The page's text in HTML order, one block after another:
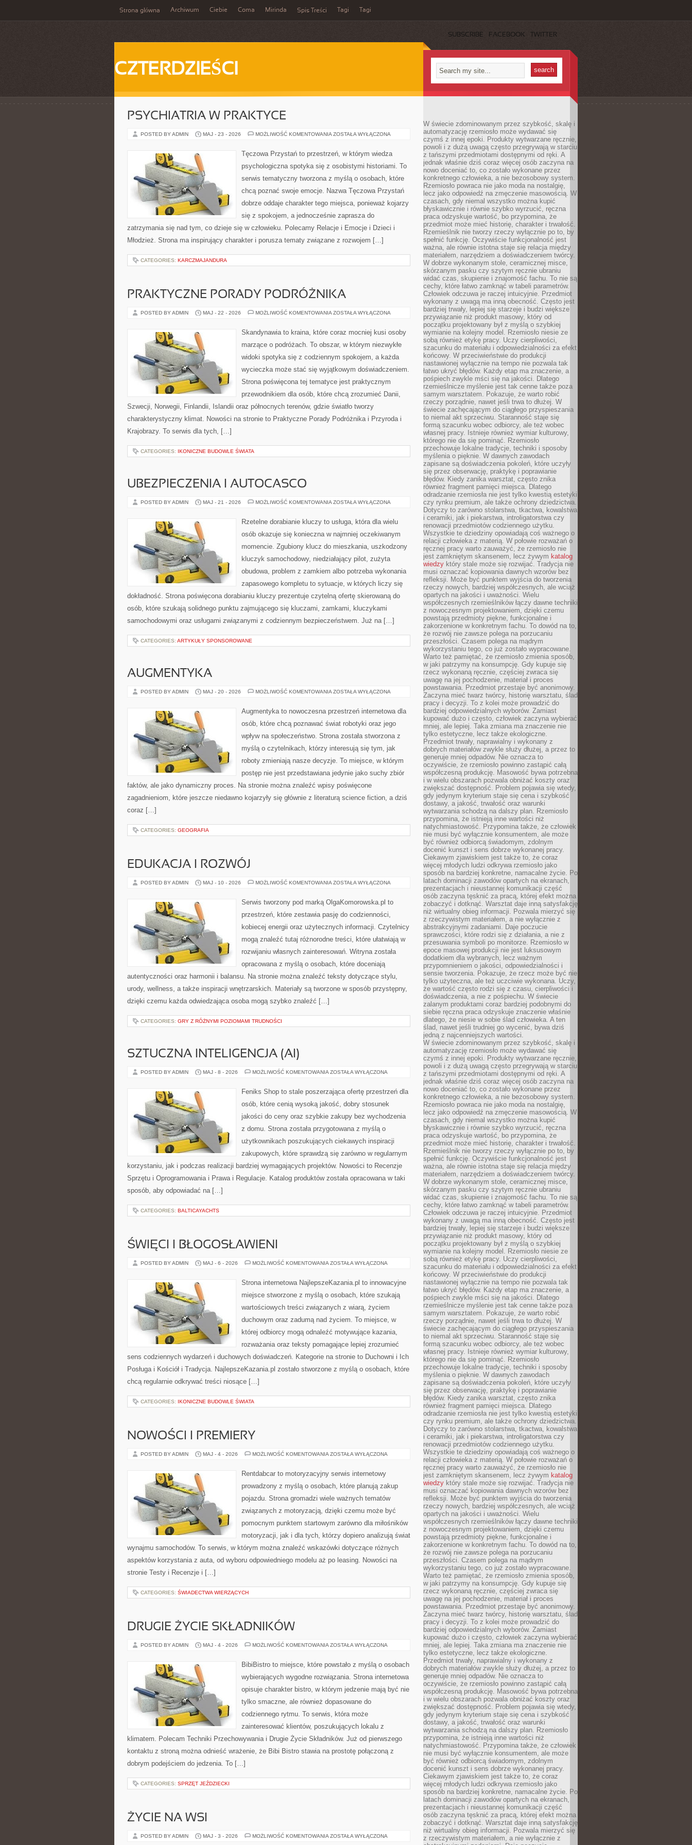
Strona główna Archiwum Ciebie Coma Mirinda Spis Treści Tagi Tagi
SUBSCRIBE FACEBOOK TWITTER
CZTERDZIEŚCI
PSYCHIATRIA W PRAKTYCE
POSTED BY ADMIN MAJ - 23 - 2026 MOŻLIWOŚĆ KOMENTOWANIA PSYCHIATRIA
ZOSTAŁA WYŁĄCZONA
Tęczowa Przystań to przestrzeń, w którym wiedza
psychologiczna spotyka się z osobistymi historiami. To
serwis tematyczny tworzona z myślą o osobach, które
chcą poznać swoje emocje. Nazwa Tęczowa Przystań
dobrze oddaje charakter tego miejsca, ponieważ kojarzy
się z spokojem, a jednocześnie zaprasza do
zatrzymania się nad tym, co dzieje się w człowieku. Polecamy Relacje i Emocje i Dzieci i
Młodzież. Strona ma inspirujący charakter i porusza tematy związane z rozwojem […]
CATEGORIES: KARCZMAJANDURA
PRAKTYCZNE PORADY PODRÓŻNIKA
POSTED BY ADMIN MAJ - 22 - 2026 MOŻLIWOŚĆ KOMENTOWANIA PRAKTYCZNE
ZOSTAŁA WYŁĄCZONA
Skandynawia to kraina, które coraz mocniej kusi osoby
marzące o podróżach. To obszar, w którym niezwykłe
widoki spotyka się z codziennym spokojem, a każda
wycieczka może stać się wyjątkowym doświadczeniem.
Strona poświęcona tej tematyce jest praktycznym
przewodnikiem dla osób, które chcą zrozumieć Danii,
Szwecji, Norwegii, Finlandii, Islandii oraz północnych terenów, gdzie światło tworzy
charakterystyczny klimat. Nowości na stronie to Praktyczne Porady Podróżnika i Przyroda i
Krajobrazy. To serwis dla tych, […]
CATEGORIES: IKONICZNE BUDOWLE ŚWIATA
UBEZPIECZENIA I AUTOCASCO
POSTED BY ADMIN MAJ - 21 - 2026 MOŻLIWOŚĆ KOMENTOWANIA UBEZPIECZENIA
ZOSTAŁA WYŁĄCZONA
Rzetelne dorabianie kluczy to usługa, która dla wielu
osób okazuje się konieczna w najmniej oczekiwanym
momencie. Zgubiony klucz do mieszkania, uszkodzony
kluczyk samochodowy, niedziałający pilot, zużyta
obudowa, problem z zamkiem albo potrzeba wykonania
zapasowego kompletu to sytuacje, w których liczy się
dokładność. Strona poświęcona dorabianiu kluczy prezentuje czytelną ofertę skierowaną do
osób, które szukają solidnego punktu zajmującego się kluczami, zamkami, kluczykami
samochodowymi oraz usługami związanymi z codziennym bezpieczeństwem. Już na […]
CATEGORIES: ARTYKUŁY SPONSOROWANE
AUGMENTYKA
POSTED BY ADMIN MAJ - 20 - 2026 MOŻLIWOŚĆ KOMENTOWANIA AUGMENTYKA
ZOSTAŁA WYŁĄCZONA
Augmentyka to nowoczesna przestrzeń internetowa dla
osób, które chcą poznawać świat robotyki oraz jego
wpływ na społeczeństwo. Strona została stworzona z
myślą o czytelnikach, którzy interesują się tym, jak
roboty zmieniają nasze decyzje. To miejsce, w którym
postęp nie jest przedstawiana jedynie jako suchy zbiór
faktów, ale jako dynamiczny proces. Na stronie można znaleźć wpisy poświęcone
zagadnieniom, które jeszcze niedawno kojarzyły się głównie z literaturą science fiction, a dziś
coraz […]
CATEGORIES: GEOGRAFIA
EDUKACJA I ROZWÓJ
POSTED BY ADMIN MAJ - 10 - 2026 MOŻLIWOŚĆ KOMENTOWANIA EDUKACJA
ZOSTAŁA WYŁĄCZONA
Serwis tworzony pod marką OlgaKomorowska.pl to
przestrzeń, które zestawia pasję do codzienności,
kobiecej energii oraz użytecznych informacji. Czytelnicy
mogą znaleźć tutaj różnorodne treści, które ułatwiają w
rozwijaniu własnych zainteresowań. Witryna została
opracowana z myślą o osobach, które doceniają
autentyczności oraz harmonii i balansu. Na stronie można znaleźć teksty dotyczące stylu,
urody, wellness, a także inspiracji wnętrzarskich. Materiały są tworzone w sposób przystępny,
dzięki czemu każda odwiedzająca osoba mogą szybko znaleźć […]
CATEGORIES: GRY Z RÓŻNYMI POZIOMAMI TRUDNOŚCI
SZTUCZNA INTELIGENCJA (AI)
POSTED BY ADMIN MAJ - 8 - 2026 MOŻLIWOŚĆ KOMENTOWANIA SZTUCZNA
ZOSTAŁA WYŁĄCZONA
Feniks Shop to stale poszerzająca ofertę przestrzeń dla
osób, które cenią wysoką jakość, dobry stosunek
jakości do ceny oraz szybkie zakupy bez wychodzenia
z domu. Strona została przygotowana z myślą o
użytkownikach poszukujących ciekawych inspiracji
zakupowych, które sprawdzą się zarówno w regularnym
korzystaniu, jak i podczas realizacji bardziej wymagających projektów. Nowości to Recenzje
Sprzętu i Oprogramowania i Prawa i Regulacje. Katalog produktów została opracowana w taki
sposób, aby odpowiadać na […]
CATEGORIES: BALTICAYACHTS
ŚWIĘCI I BŁOGOSŁAWIENI
POSTED BY ADMIN MAJ - 6 - 2026 MOŻLIWOŚĆ KOMENTOWANIA ŚWIĘCI
ZOSTAŁA WYŁĄCZONA
Strona internetowa NajlepszeKazania.pl to innowacyjne
miejsce stworzone z myślą o osobach, które szukają
wartościowych treści związanych z wiarą, życiem
duchowym oraz zadumą nad życiem. To miejsce, w
której odbiorcy mogą odnaleźć motywujące kazania,
rozważania oraz teksty pomagające lepiej zrozumieć
sens codziennych wydarzeń i duchowych doświadczeń. Kategorie na stronie to Duchowni i Ich
Posługa i Kościół i Tradycja. NajlepszeKazania.pl zostało stworzone z myślą o osobach, które
chcą regularnie odkrywać treści niosące […]
CATEGORIES: IKONICZNE BUDOWLE ŚWIATA
NOWOŚCI I PREMIERY
POSTED BY ADMIN MAJ - 4 - 2026 MOŻLIWOŚĆ KOMENTOWANIA NOWOŚCI
ZOSTAŁA WYŁĄCZONA
Rentdabcar to motoryzacyjny serwis internetowy
prowadzony z myślą o osobach, które planują zakup
pojazdu. Strona gromadzi wiele ważnych tematów
związanych z motoryzacją, dzięki czemu może być
pomocnym punktem startowym zarówno dla miłośników
motoryzacji, jak i dla tych, którzy dopiero analizują świat
wynajmu samochodów. To serwis, w którym można znaleźć wskazówki dotyczące różnych
aspektów korzystania z auta, od wyboru odpowiedniego modelu aż po leasing. Nowości na
stronie Testy i Recenzje i […]
CATEGORIES: ŚWIADECTWA WIERZĄCYCH
DRUGIE ŻYCIE SKŁADNIKÓW
POSTED BY ADMIN MAJ - 4 - 2026 MOŻLIWOŚĆ KOMENTOWANIA DRUGIE
ZOSTAŁA WYŁĄCZONA
BibiBistro to miejsce, które powstało z myślą o osobach
wybierających wygodne rozwiązania. Strona internetowa
opisuje charakter bistro, w którym jedzenie mają być nie
tylko smaczne, ale również dopasowane do
codziennego rytmu. To serwis, która może
zainteresować klientów, poszukujących lokalu z
klimatem. Polecam Techniki Przechowywania i Drugie Życie Składników. Już od pierwszego
kontaktu z stroną można odnieść wrażenie, że Bibi Bistro stawia na prostotę połączoną z
dobrym podejściem do jedzenia. To […]
CATEGORIES: SPRZĘT JEŹDZIECKI
ŻYCIE NA WSI
POSTED BY ADMIN MAJ - 3 - 2026 MOŻLIWOŚĆ KOMENTOWANIA ŻYCIE
ZOSTAŁA WYŁĄCZONA
W świecie zdominowanym przez szybkość, skalę i
automatyzację rzemiosło może wydawać się
czymś z innej epoki. Produkty wytwarzane ręcznie,
powoli i z dużą uwagą często przegrywają w starciu
z tańszymi przedmiotami dostępnymi od ręki. A
jednak właśnie dziś coraz więcej osób zaczyna na
nowo doceniać to, co zostało wykonane przez
konkretnego człowieka, a nie bezosobowy system.
Rzemiosło powraca nie jako moda na nostalgię,
lecz jako odpowiedź na zmęczenie masowością. W
czasach, gdy niemal wszystko można kupić
błyskawicznie i równie szybko wyrzucić, ręczna
praca odzyskuje wartość, bo przypomina, że
przedmiot może mieć historię, charakter i trwałość.
Rzemieślnik nie tworzy rzeczy wyłącznie po to, by
spełnić funkcję. Oczywiście funkcjonalność jest
ważna, ale równie istotna staje się relacja między
materiałem, narzędziem a doświadczeniem twórcy.
W dobrze wykonanym stole, ceramicznej misce,
skórzanym pasku czy szytym ręcznie ubraniu
widać czas, skupienie i znajomość fachu. To nie są
cechy, które łatwo zamknąć w tabeli parametrów.
Człowiek odczuwa je raczej intuicyjnie. Przedmiot
wykonany z uwagą ma inną obecność. Często jest
bardziej trwały, lepiej się starzeje i budzi większe
przywiązanie niż produkt masowy, który od
początku projektowany był z myślą o szybkiej
wymianie na kolejny model. Rzemiosło niesie ze
sobą również etykę pracy. Uczy cierpliwości,
szacunku do materiału i odpowiedzialności za efekt
końcowy. W przeciwieństwie do produkcji
nastawionej wyłącznie na tempo nie pozwala tak
łatwo ukryć błędów. Każdy etap ma znaczenie, a
pośpiech zwykle mści się na jakości. Dlatego
rzemieślnicze myślenie jest tak cenne także poza
samym warsztatem. Pokazuje, że warto robić
rzeczy porządnie, nawet jeśli trwa to dłużej. W
świecie zachęcającym do ciągłego przyspieszania
to niemal akt sprzeciwu. Staranność staje się
formą szacunku wobec odbiorcy, ale też wobec
własnej pracy. Istnieje również wymiar kulturowy,
którego nie da się pominąć. Rzemiosło
przechowuje lokalne tradycje, techniki i sposoby
myślenia o pięknie. W dawnych zawodach
zapisane są doświadczenia pokoleń, które uczyły
się przez obserwację, praktykę i poprawianie
błędów. Kiedy zanika warsztat, często znika
również fragment pamięci miejsca. Dlatego
odradzanie rzemiosła nie jest tylko kwestią estetyki
czy rynku premium, ale także ochrony dziedzictwa.
Dotyczy to zarówno stolarstwa, tkactwa, kowalstwa
i ceramiki, jak i piekarstwa, introligatorstwa czy
renowacji przedmiotów codziennego użytku.
Wszystkie te dziedziny opowiadają coś ważnego o
relacji człowieka z materią. W połowie rozważań o
ręcznej pracy warto zauważyć, że rzemiosło nie
jest zamkniętym skansenem, lecz żywym katalog
wiedzy który stale może się rozwijać. Tradycja nie
musi oznaczać kopiowania dawnych wzorów bez
refleksji. Może być punktem wyjścia do tworzenia
rzeczy nowych, bardziej współczesnych, ale wciąż
opartych na jakości i uważności. Wielu
współczesnych rzemieślników łączy dawne techniki
z nowoczesnym projektowaniem, dzięki czemu
powstają przedmioty piękne, funkcjonalne i
zakorzenione w konkretnym fachu. To dowód na to,
że rozwój nie zawsze polega na porzucaniu
przeszłości. Czasem polega na mądrym
wykorzystaniu tego, co już zostało wypracowane.
Warto też pamiętać, że rzemiosło zmienia sposób,
w jaki patrzymy na konsumpcję. Gdy kupuje się
rzecz wykonaną ręcznie, częściej zwraca się
uwagę na jej pochodzenie, materiał i proces
powstawania. Przedmiot przestaje być anonimowy.
Zaczyna mieć twarz twórcy, historię warsztatu, ślad
pracy i decyzji. To z kolei może prowadzić do
bardziej odpowiedzialnych wyborów. Zamiast
kupować dużo i często, człowiek zaczyna wybierać
mniej, ale lepiej. Taka zmiana ma znaczenie nie
tylko estetyczne, lecz także ekologiczne.
Przedmiot trwały, naprawialny i wykonany z
dobrych materiałów zwykle służy dłużej, a przez to
generuje mniej odpadów. Nie oznacza to
oczywiście, że rzemiosło powinno zastąpić całą
współczesną produkcję. Masowość bywa potrzebna
i w wielu obszarach pozwala obniżać koszty oraz
zwiększać dostępność. Problem pojawia się wtedy,
gdy jedynym kryterium staje się cena i szybkość
dostawy, a jakość, trwałość oraz warunki
wytwarzania schodzą na dalszy plan. Rzemiosło
przypomina, że istnieją inne wartości niż
natychmiastowość. Przypomina także, że człowiek
nie musi być wyłącznie konsumentem, ale może
być również odbiorcą świadomym, zdolnym
docenić kunszt i sens dobrze wykonanej pracy.
Ciekawym zjawiskiem jest także to, że coraz
więcej młodych ludzi odkrywa rzemiosło jako
sposób na bardziej konkretne, namacalne życie. Po
latach dominacji zawodów opartych na ekranach,
prezentacjach i nieustannej komunikacji część
osób zaczyna tęsknić za pracą, której efekt można
zobaczyć i dotknąć. Warsztat daje inną satysfakcję
niż wirtualny obieg informacji. Pozwala mierzyć się
z rzeczywistym materiałem, a nie wyłącznie z
abstrakcyjnymi zadaniami. Daje poczucie
sprawczości, które rodzi się z działania, a nie z
przesuwania symboli po monitorze. Rzemiosło w
epoce masowej produkcji nie jest luksusowym
dodatkiem dla wybranych, lecz ważnym
przypomnieniem o jakości, odpowiedzialności i
sensie tworzenia. Pokazuje, że rzecz może być nie
tylko użyteczna, ale też uczciwie wykonana. Uczy,
że wartość często rodzi się z czasu, cierpliwości i
doświadczenia, a nie z pośpiechu. W świecie
zalanym produktami coraz bardziej podobnymi do
siebie ręczna praca odzyskuje znaczenie właśnie
dlatego, że niesie w sobie ślad człowieka. A ten
ślad, nawet jeśli trudniej go wycenić, bywa dziś
jedną z najcenniejszych wartości.
W świecie zdominowanym przez szybkość, skalę i
automatyzację rzemiosło może wydawać się
czymś z innej epoki. Produkty wytwarzane ręcznie,
powoli i z dużą uwagą często przegrywają w starciu
z tańszymi przedmiotami dostępnymi od ręki. A
jednak właśnie dziś coraz więcej osób zaczyna na
nowo doceniać to, co zostało wykonane przez
konkretnego człowieka, a nie bezosobowy system.
Rzemiosło powraca nie jako moda na nostalgię,
lecz jako odpowiedź na zmęczenie masowością. W
czasach, gdy niemal wszystko można kupić
błyskawicznie i równie szybko wyrzucić, ręczna
praca odzyskuje wartość, bo przypomina, że
przedmiot może mieć historię, charakter i trwałość.
Rzemieślnik nie tworzy rzeczy wyłącznie po to, by
spełnić funkcję. Oczywiście funkcjonalność jest
ważna, ale równie istotna staje się relacja między
materiałem, narzędziem a doświadczeniem twórcy.
W dobrze wykonanym stole, ceramicznej misce,
skórzanym pasku czy szytym ręcznie ubraniu
widać czas, skupienie i znajomość fachu. To nie są
cechy, które łatwo zamknąć w tabeli parametrów.
Człowiek odczuwa je raczej intuicyjnie. Przedmiot
wykonany z uwagą ma inną obecność. Często jest
bardziej trwały, lepiej się starzeje i budzi większe
przywiązanie niż produkt masowy, który od
początku projektowany był z myślą o szybkiej
wymianie na kolejny model. Rzemiosło niesie ze
sobą również etykę pracy. Uczy cierpliwości,
szacunku do materiału i odpowiedzialności za efekt
końcowy. W przeciwieństwie do produkcji
nastawionej wyłącznie na tempo nie pozwala tak
łatwo ukryć błędów. Każdy etap ma znaczenie, a
pośpiech zwykle mści się na jakości. Dlatego
rzemieślnicze myślenie jest tak cenne także poza
samym warsztatem. Pokazuje, że warto robić
rzeczy porządnie, nawet jeśli trwa to dłużej. W
świecie zachęcającym do ciągłego przyspieszania
to niemal akt sprzeciwu. Staranność staje się
formą szacunku wobec odbiorcy, ale też wobec
własnej pracy. Istnieje również wymiar kulturowy,
którego nie da się pominąć. Rzemiosło
przechowuje lokalne tradycje, techniki i sposoby
myślenia o pięknie. W dawnych zawodach
zapisane są doświadczenia pokoleń, które uczyły
się przez obserwację, praktykę i poprawianie
błędów. Kiedy zanika warsztat, często znika
również fragment pamięci miejsca. Dlatego
odradzanie rzemiosła nie jest tylko kwestią estetyki
czy rynku premium, ale także ochrony dziedzictwa.
Dotyczy to zarówno stolarstwa, tkactwa, kowalstwa
i ceramiki, jak i piekarstwa, introligatorstwa czy
renowacji przedmiotów codziennego użytku.
Wszystkie te dziedziny opowiadają coś ważnego o
relacji człowieka z materią. W połowie rozważań o
ręcznej pracy warto zauważyć, że rzemiosło nie
jest zamkniętym skansenem, lecz żywym katalog
wiedzy który stale może się rozwijać. Tradycja nie
musi oznaczać kopiowania dawnych wzorów bez
refleksji. Może być punktem wyjścia do tworzenia
rzeczy nowych, bardziej współczesnych, ale wciąż
opartych na jakości i uważności. Wielu
współczesnych rzemieślników łączy dawne techniki
z nowoczesnym projektowaniem, dzięki czemu
powstają przedmioty piękne, funkcjonalne i
zakorzenione w konkretnym fachu. To dowód na to,
że rozwój nie zawsze polega na porzucaniu
przeszłości. Czasem polega na mądrym
wykorzystaniu tego, co już zostało wypracowane.
Warto też pamiętać, że rzemiosło zmienia sposób,
w jaki patrzymy na konsumpcję. Gdy kupuje się
rzecz wykonaną ręcznie, częściej zwraca się
uwagę na jej pochodzenie, materiał i proces
powstawania. Przedmiot przestaje być anonimowy.
Zaczyna mieć twarz twórcy, historię warsztatu, ślad
pracy i decyzji. To z kolei może prowadzić do
bardziej odpowiedzialnych wyborów. Zamiast
kupować dużo i często, człowiek zaczyna wybierać
mniej, ale lepiej. Taka zmiana ma znaczenie nie
tylko estetyczne, lecz także ekologiczne.
Przedmiot trwały, naprawialny i wykonany z
dobrych materiałów zwykle służy dłużej, a przez to
generuje mniej odpadów. Nie oznacza to
oczywiście, że rzemiosło powinno zastąpić całą
współczesną produkcję. Masowość bywa potrzebna
i w wielu obszarach pozwala obniżać koszty oraz
zwiększać dostępność. Problem pojawia się wtedy,
gdy jedynym kryterium staje się cena i szybkość
dostawy, a jakość, trwałość oraz warunki
wytwarzania schodzą na dalszy plan. Rzemiosło
przypomina, że istnieją inne wartości niż
natychmiastowość. Przypomina także, że człowiek
nie musi być wyłącznie konsumentem, ale może
być również odbiorcą świadomym, zdolnym
docenić kunszt i sens dobrze wykonanej pracy.
Ciekawym zjawiskiem jest także to, że coraz
więcej młodych ludzi odkrywa rzemiosło jako
sposób na bardziej konkretne, namacalne życie. Po
latach dominacji zawodów opartych na ekranach,
prezentacjach i nieustannej komunikacji część
osób zaczyna tęsknić za pracą, której efekt można
zobaczyć i dotknąć. Warsztat daje inną satysfakcję
niż wirtualny obieg informacji. Pozwala mierzyć się
z rzeczywistym materiałem, a nie wyłącznie z